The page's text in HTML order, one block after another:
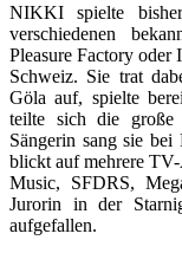
NIKKI spielte
verschiedenen
Pleasure Factory oder
Schweiz. Sie trat
Göla auf, spielte
teilte sich die große
Sängerin sang sie
blickt auf mehrere
Music, SFDRS,
Jurorin in der
aufgefallen.